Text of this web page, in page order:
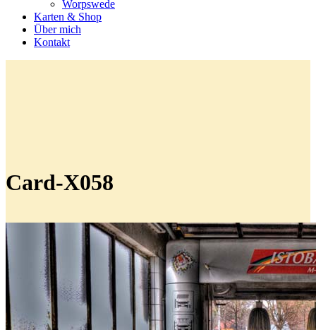
Worpswede
Karten & Shop
Über mich
Kontakt
Card-X058